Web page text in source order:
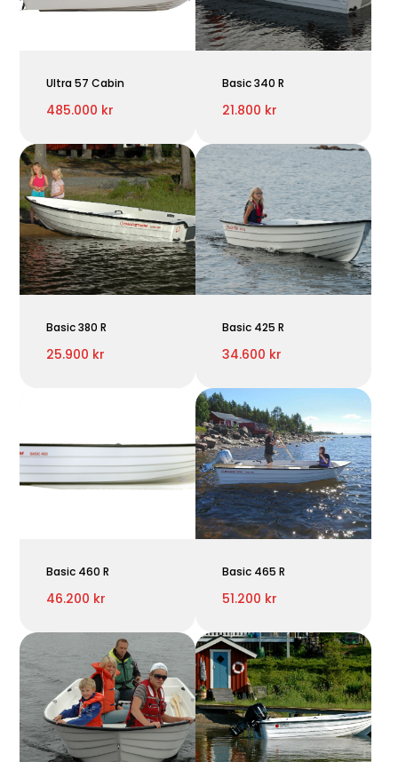
Ultra 57 Cabin
485.000 kr
Basic 340 R
21.800 kr
Basic 380 R
25.900 kr
Basic 425 R
34.600 kr
Basic 460 R
46.200 kr
Basic 465 R
51.200 kr